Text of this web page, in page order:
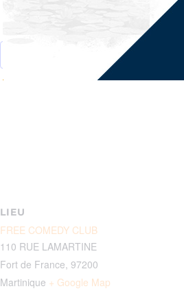
AJOUTER AU CALENDRIER
LIEU
FREE COMEDY CLUB
110 RUE LAMARTINE
Fort de France, 97200
Martinique + Google Map